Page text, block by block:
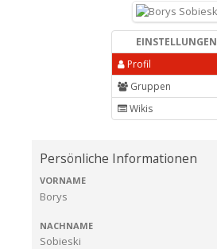
EINSTELLUNGEN
Profil
Gruppen
Wikis
Persönliche Informationen
VORNAME
Borys
NACHNAME
Sobieski